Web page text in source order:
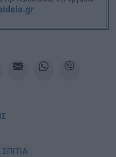
ΣΠΙΤΙΑ